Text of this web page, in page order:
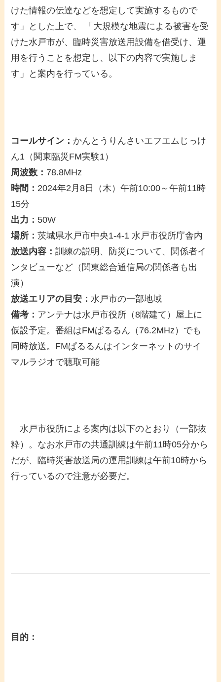
けた情報の伝達などを想定して実施するもので
す」とした上で、 「大規模な地震による被害を受
けた水戸市が、臨時災害放送用設備を借受け、運
用を行うことを想定し、以下の内容で実施しま
す」と案内を行っている。
コールサイン： かんとうりんさいエフエムじっけ
ん1（関東臨災FM実験1）
周波数： 78.8MHz
時間： 2024年2月8日（木）午前10:00～午前11時
15分
出力： 50W
場所：茨城県水戸市中央1-4-1 水戸市役所庁舎内
放送内容：訓練の説明、防災について、関係者イ
ンタビューなど（関東総合通信局の関係者も出
演）
放送エリアの目安： 水戸市の一部地域
備考： アンテナは水戸市役所（8階建て）屋上に
仮設予定。番組はFMぱるるん（76.2MHz）でも
同時放送。FMぱるるんはインターネットのサイ
マルラジオで聴取可能
水戸市役所による案内は以下のとおり（一部抜
粋）。なお水戸市の共通訓練は午前11時05分から
だが、臨時災害放送局の運用訓練は午前10時から
行っているので注意が必要だ。
目的：